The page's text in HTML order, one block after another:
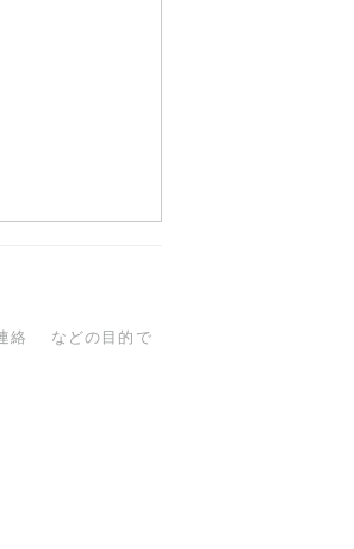
連絡 などの目的で